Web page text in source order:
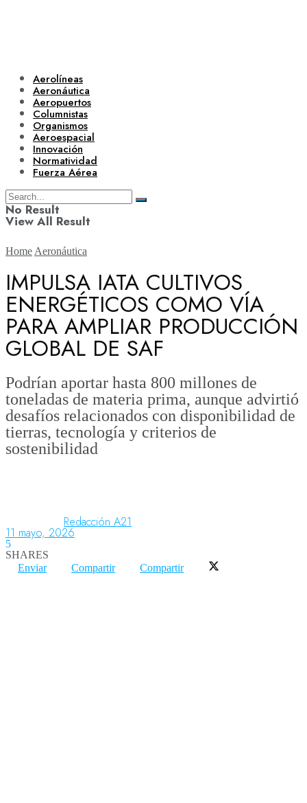
Aerolíneas
Aeronáutica
Aeropuertos
Columnistas
Organismos
Aeroespacial
Innovación
Normatividad
Fuerza Aérea
No Result
View All Result
Aerolíneas
Aeronáutica
Aeropuertos
Columnistas
Home Aeronáutica
IMPULSA IATA CULTIVOS
ENERGÉTICOS COMO VÍA
PARA AMPLIAR PRODUCCIÓN
GLOBAL DE SAF
Podrían aportar hasta 800 millones de
toneladas de materia prima, aunque advirtió
desafíos relacionados con disponibilidad de
tierras, tecnología y criterios de
sostenibilidad
Redacción A21
11 mayo, 2026
5
SHARES
Enviar
Compartir Compartir